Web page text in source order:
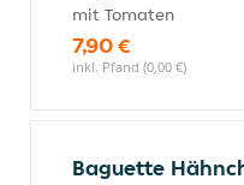
mit Tomaten
7,90 €
inkl. Pfand (0,00 €)
Baguette